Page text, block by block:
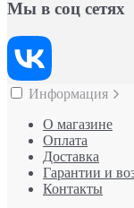
Мы в соц сетях
Информация
О магазине
Оплата
Доставка
Гарантии и
Контакты